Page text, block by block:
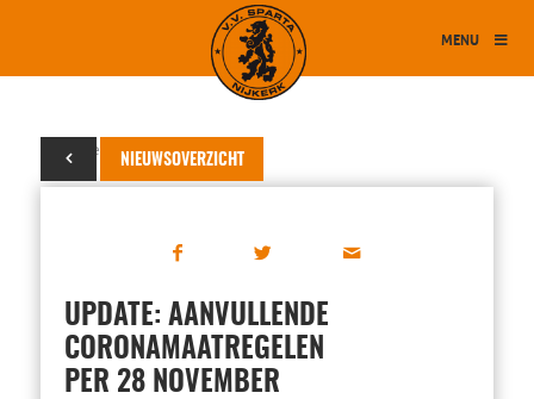
MENU
NIEUWSOVERZICHT
01 december 2021
UPDATE: AANVULLENDE
CORONAMAATREGELEN
PER 28 NOVEMBER